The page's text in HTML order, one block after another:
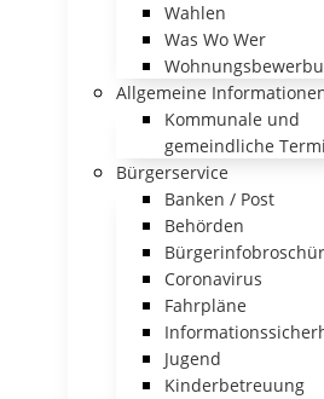
Wahlen
Was Wo Wer
Allgemeine
Kommunale und
gemeindliche
Bürgerservice
Banken / Post
Behörden
Coronavirus
Fahrpläne
Jugend
Kinderbetreuung